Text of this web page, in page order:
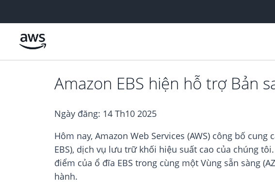
Amazon EBS hiện hỗ trợ Bản
Ngày đăng: 14 Th10 2025
Hôm nay, Amazon Web Services (AWS) công bố
EBS), dịch vụ lưu trữ khối hiệu suất cao của chúng
điểm của ổ đĩa EBS trong cùng một Vùng sẵn sàng
hành.